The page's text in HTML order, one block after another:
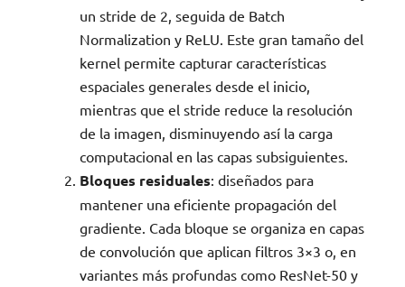
un stride de 2, seguida de Batch
Normalization y ReLU. Este gran tamaño del
kernel permite capturar características
espaciales generales desde el inicio,
mientras que el stride reduce la resolución
de la imagen, disminuyendo así la carga
computacional en las capas subsiguientes.
Bloques residuales: diseñados para
mantener una eficiente propagación del
gradiente. Cada bloque se organiza en capas
de convolución que aplican filtros 3×3 o, en
variantes más profundas como ResNet-50 y